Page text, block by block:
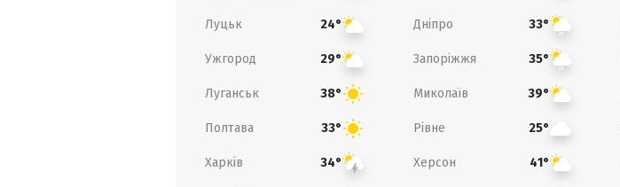
Луцьк 24° Дніпро 33°
Ужгород 29° Запоріжжя 35°
Луганськ 38° Миколаїв 39°
Полтава 33° Рівне 25°
Харків 34° Херсон 41°